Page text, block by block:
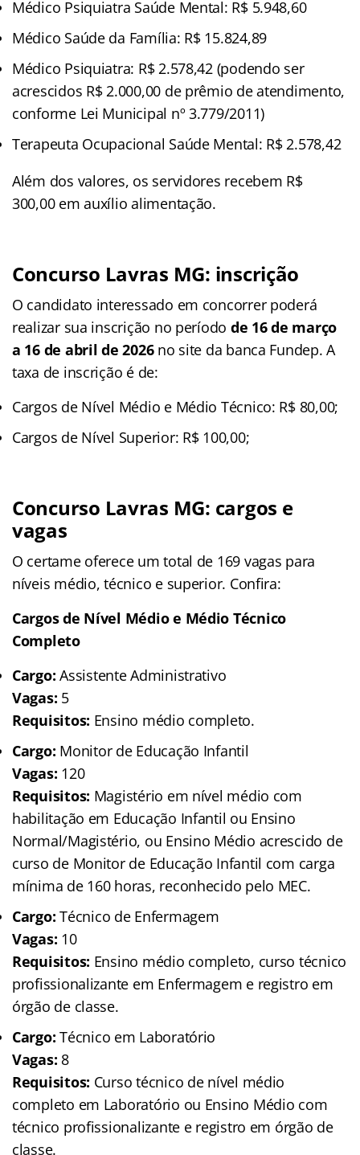
Médico Psiquiatra Saúde Mental: R$ 5.948,60
Médico Saúde da Família: R$ 15.824,89
Médico Psiquiatra: R$ 2.578,42 (podendo ser
acrescidos R$ 2.000,00 de prêmio de atendimento,
conforme Lei Municipal nº 3.779/2011)
Terapeuta Ocupacional Saúde Mental: R$ 2.578,42
Além dos valores, os servidores recebem R$
300,00 em auxílio alimentação.
Concurso Lavras MG: inscrição
O candidato interessado em concorrer poderá
realizar sua inscrição no período de 16 de março
a 16 de abril de 2026no site da banca Fundep. A
taxa de inscrição é de:
Cargos de Nível Médio e Médio Técnico: R$ 80,00;
Cargos de Nível Superior: R$ 100,00;
Concurso Lavras MG: cargos e
vagas
O certame oferece um total de 169 vagas para
níveis médio, técnico e superior. Confira:
Cargos de Nível Médio e Médio Técnico
Completo
Cargo: Assistente Administrativo
Vagas: 5
Requisitos: Ensino médio completo.
Cargo: Monitor de Educação Infantil
Vagas: 120
Requisitos: Magistério em nível médio com
habilitação em Educação Infantil ou Ensino
Normal/Magistério, ou Ensino Médio acrescido de
curso de Monitor de Educação Infantil com carga
mínima de 160 horas, reconhecido pelo MEC.
Cargo: Técnico de Enfermagem
Vagas: 10
Requisitos: Ensino médio completo, curso técnico
profissionalizante em Enfermagem e registro em
órgão de classe.
Cargo: Técnico em Laboratório
Vagas: 8
Requisitos: Curso técnico de nível médio
completo em Laboratório ou Ensino Médio com
técnico profissionalizante e registro em órgão de
classe.